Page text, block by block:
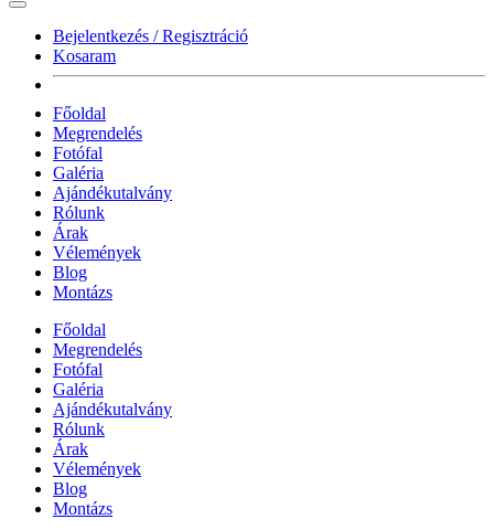
Bejelentkezés / Regisztráció
Kosaram
Főoldal
Megrendelés
Fotófal
Galéria
Ajándékutalvány
Rólunk
Árak
Vélemények
Blog
Montázs
Főoldal
Megrendelés
Fotófal
Galéria
Ajándékutalvány
Rólunk
Árak
Vélemények
Blog
Montázs